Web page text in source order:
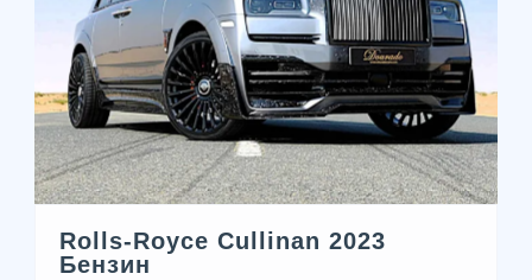
Rolls-Royce Cullinan 2023
Бензин